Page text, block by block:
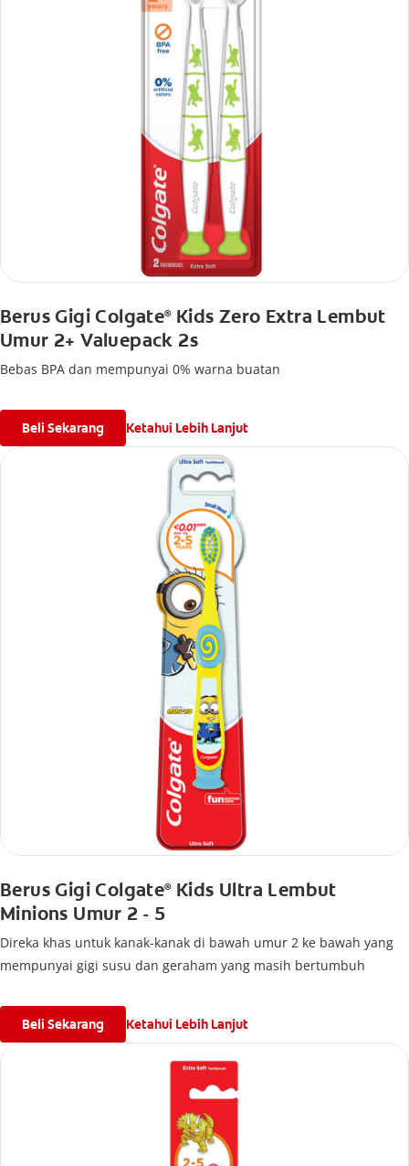
Berus Gigi Colgate®Kids Zero Extra Lembut
Umur 2+ Valuepack 2s
Bebas BPA dan mempunyai 0% warna buatan
Beli Sekarang Ketahui Lebih Lanjut
Berus Gigi Colgate®Kids Ultra Lembut
Minions Umur 2 - 5
Direka khas untuk kanak-kanak di bawah umur 2 ke bawah yang
mempunyai gigi susu dan geraham yang masih bertumbuh
Beli Sekarang Ketahui Lebih Lanjut